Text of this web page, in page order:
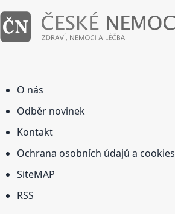
O nás
Odběr novinek
Kontakt
Ochrana osobních údajů a cookies
SiteMAP
RSS